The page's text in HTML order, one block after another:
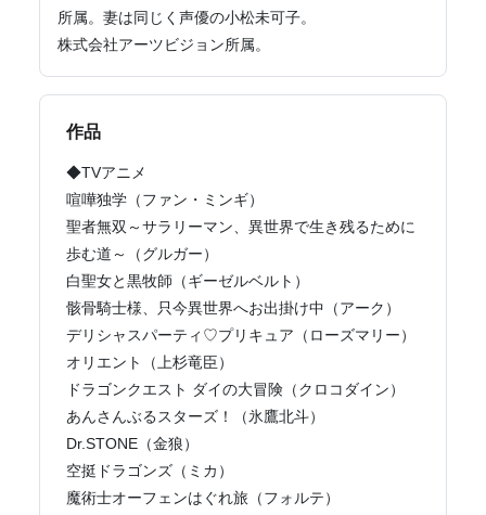
所属。妻は同じく声優の小松未可子。
株式会社アーツビジョン所属。
作品
◆TVアニメ
喧嘩独学（ファン・ミンギ）
聖者無双～サラリーマン、異世界で生き残るために
歩む道～（グルガー）
白聖女と黒牧師（ギーゼルベルト）
骸骨騎士様、只今異世界へお出掛け中（アーク）
デリシャスパーティ♡プリキュア（ローズマリー）
オリエント（上杉竜臣）
ドラゴンクエスト ダイの大冒険（クロコダイン）
あんさんぶるスターズ！（氷鷹北斗）
Dr.STONE（金狼）
空挺ドラゴンズ（ミカ）
魔術士オーフェンはぐれ旅（フォルテ）